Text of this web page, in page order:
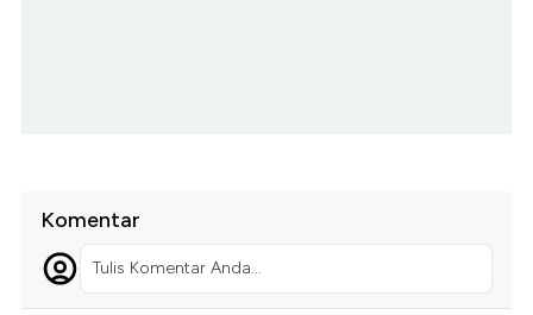
Komentar
Tulis Komentar Anda...